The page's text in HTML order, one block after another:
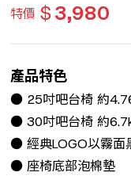
特價 $3,980
產品特色
● 25吋吧台椅 約
● 30吋吧台椅 約
● 經典LOGO以霧面
● 座椅底部泡棉墊